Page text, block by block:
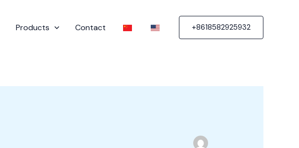
Products Contact +8618582925932